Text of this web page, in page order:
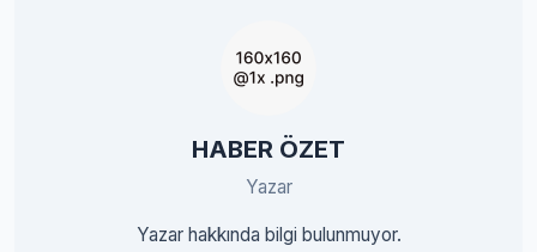
HABER ÖZET
Yazar
Yazar hakkında bilgi bulunmuyor.